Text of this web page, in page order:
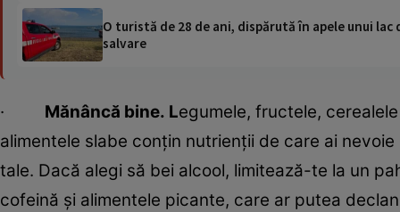
O turistă de 28 de ani, dispărută în apele unui
salvare
· Mănâncă bine. Legumele, fructele,
alimentele slabe conțin nutrienții de care ai
tale. Dacă alegi să bei alcool, limitează-te la un
cofeină și alimentele picante, care ar putea